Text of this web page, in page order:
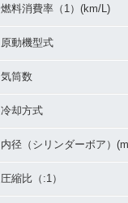
燃料消費率（1）(km/L)
原動機型式
気筒数
冷却方式
内径（シリンダーボア）
圧縮比（:1）